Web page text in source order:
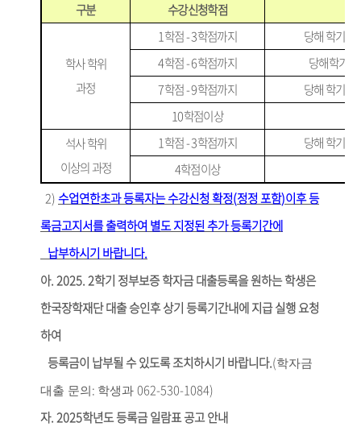
구분
수강신청학점
학사 학위
과정
1학점- 3학점까지
당해 학기
4학점- 6학점까지 당해학기
7학점- 9학점까지
당해 학기
10학점이상
석사 학위
이상의 과정
1학점- 3학점까지
당해 학기
4학점이상
2)수업연한초과 등록자는 수강신청 확정(정정 포함)이후 등
록금고지서를 출력하여 별도 지정된 추가 등록기간에
납부하시기 바랍니다.
아.2025. 2학기 정부보증 학자금 대출등록을 원하는 학생은
한국장학재단 대출 승인후 상기 등록기간내에 지급 실행 요청
하여
등록금이 납부될 수 있도록 조치하시기 바랍니다.(학자금
대출 문의 : 학생과 062-530-1084)
자. 2025학년도 등록금 일람표 공고 안내